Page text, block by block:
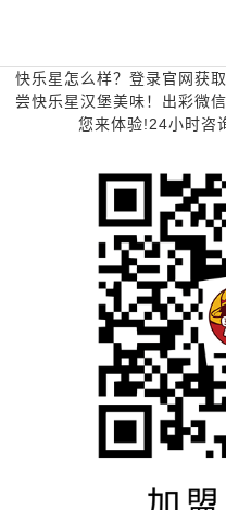
快乐星怎么样？登录官网获
尝快乐星汉堡美味！出彩微
您来体验!24小时咨